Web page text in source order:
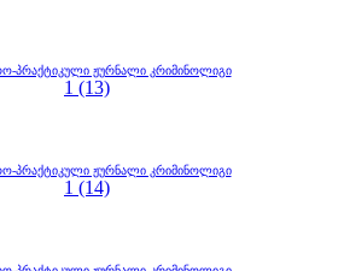
პრაქტიკული ჟურნალი კრიმინოლიგი
1 (13)
პრაქტიკული ჟურნალი კრიმინოლიგი
1 (14)